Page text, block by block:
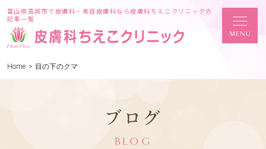
富山県高岡市で皮膚科・美容皮膚科なら皮膚科ちえこクリニックの
記事一覧
Home > 目の下のクマ
ブログ
BLOG